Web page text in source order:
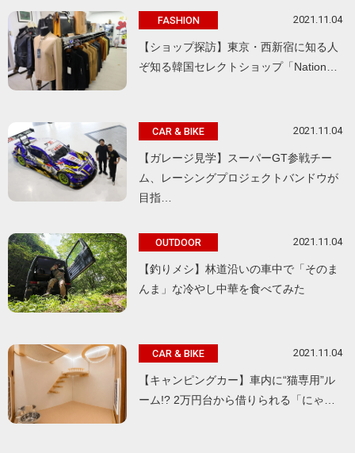
FASHION 2021.11.04
【ショップ探訪】東京・西新宿に知る人
ぞ知る韓国セレクトショップ「Nation…
CAR & BIKE 2021.11.04
【ガレージ見学】スーパーGT参戦チー
ム、レーシングプロジェクトバンドウが
目指…
OUTDOOR 2021.11.04
【釣りメシ】林道沿いの車中で「そのま
んま」な冷やし中華を食べてみた
CAR & BIKE 2021.11.04
【キャンピングカー】車内に“猫専用”ル
ーム!? 2万円台から借りられる「にゃ…